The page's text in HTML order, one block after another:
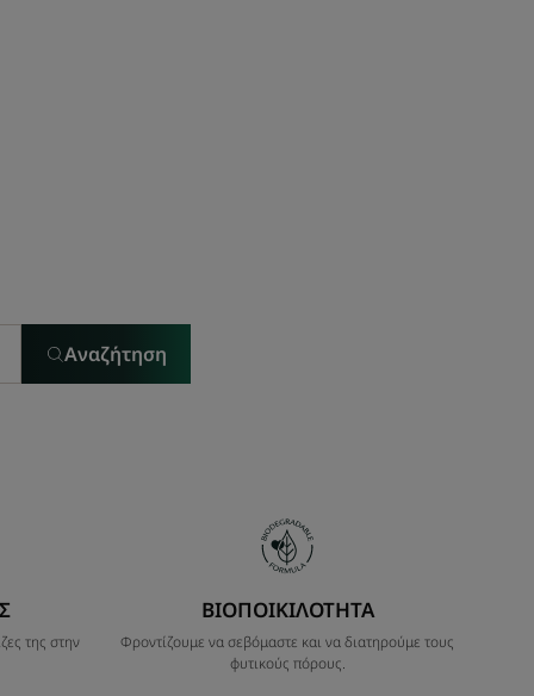
Αναζήτηση
της στην
ΒΙΟΠΟΙΚΙΛΟΤΗΤΑ
Φροντίζουμε να σεβόμαστε και να διατηρούμε τους
φυτικούς πόρους.